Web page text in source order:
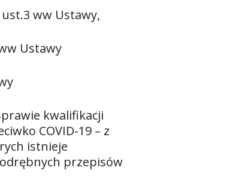
ww Ustawy,
Ustawy
kwalifikacji
COVID-19 – z
istnieje
przepisów